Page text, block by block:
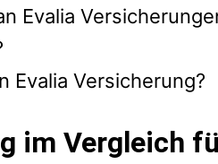
Evalia
Evalia Versicherung?
im Vergleich